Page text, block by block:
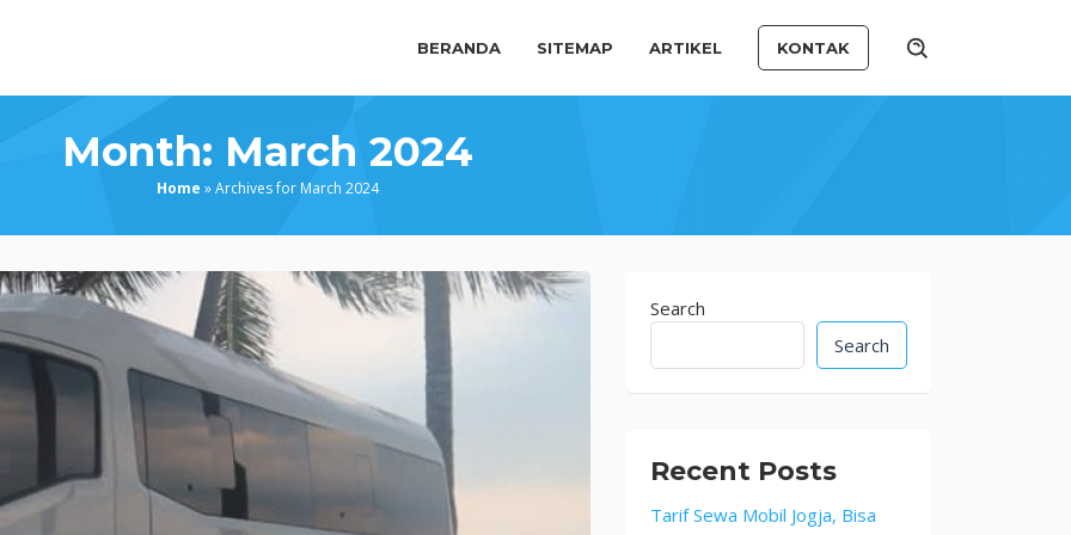
BERANDA SITEMAP ARTIKEL KONTAK
Month: March 2024
Home »Archives for March 2024
Search
Search
Recent Posts
Tarif Sewa Mobil Jogja, Bisa